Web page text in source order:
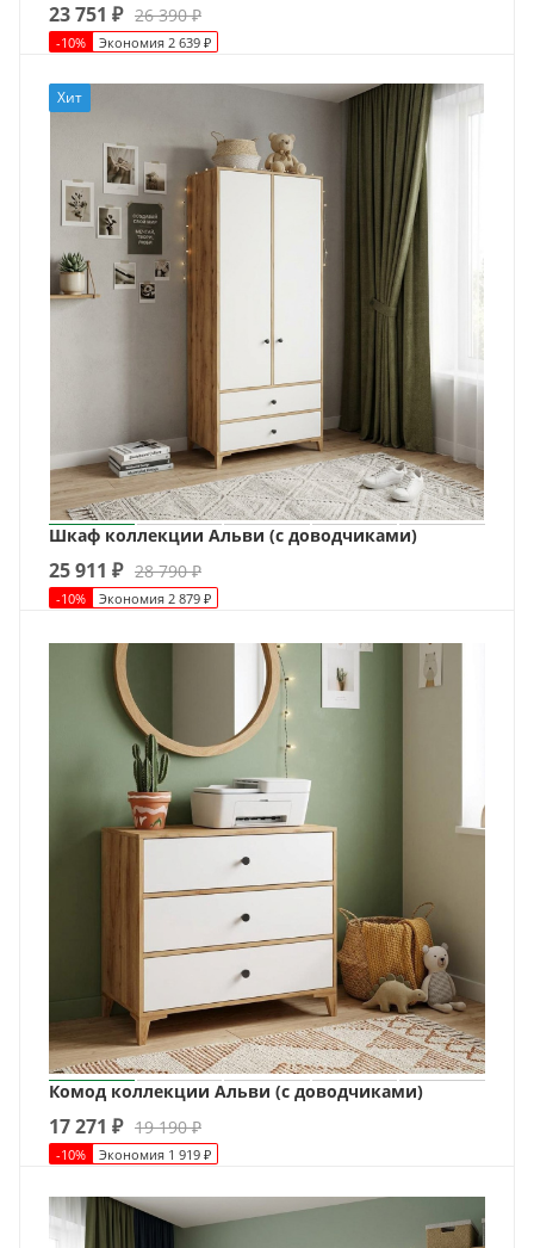
23 751 ₽ 26 390₽
-10% Экономия 2 639 ₽
Хит
Шкаф коллекции Альви (с доводчиками)
25 911 ₽ 28 790₽
-10% Экономия 2 879 ₽
Комод коллекции Альви (с доводчиками)
17 271 ₽ 19 190₽
-10% Экономия 1 919 ₽